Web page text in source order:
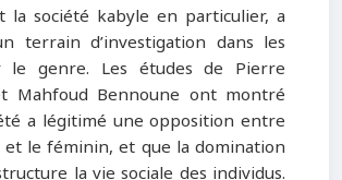
la société kabyle en particulier, a
terrain d’investigation dans les
le genre. Les études de Pierre
Mahfoud Bennoune ont montré
a légitimé une opposition entre
et le féminin, et que la domination
la vie sociale des individus.